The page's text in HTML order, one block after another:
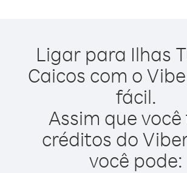
Ligar para Ilhas
Caicos com o
fácil.
Assim que
créditos do
você pode: